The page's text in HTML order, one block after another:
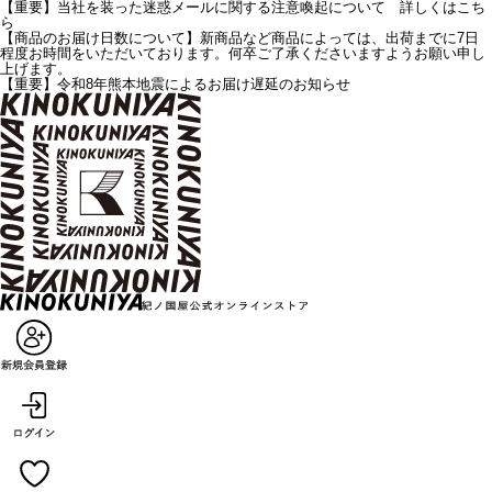
【重要】当社を装った迷惑メールに関する注意喚起について 詳しくはこち
ら
【商品のお届け日数について】新商品など商品によっては、出荷までに7日
程度お時間をいただいております。何卒ご了承くださいますようお願い申し
上げます。
【重要】令和8年熊本地震によるお届け遅延のお知らせ